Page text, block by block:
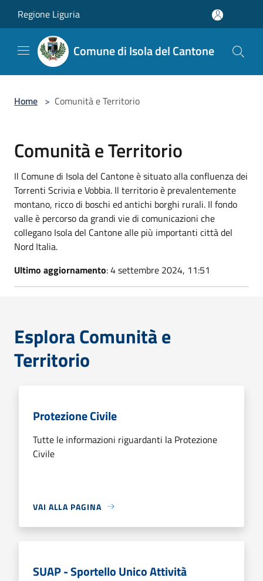
Regione Liguria
Comune di Isola del Cantone
Home > Comunità e Territorio
Comunità e Territorio
Il Comune di Isola del Cantone è situato alla confluenza dei
Torrenti Scrivia e Vobbia. Il territorio è prevalentemente
montano, ricco di boschi ed antichi borghi rurali. Il fondo
valle è percorso da grandi vie di comunicazioni che
collegano Isola del Cantone alle più importanti città del
Nord Italia.
Ultimo aggiornamento: 4 settembre 2024, 11:51
Esplora Comunità e
Territorio
Protezione Civile
Tutte le informazioni riguardanti la Protezione
Civile
VAI ALLA PAGINA
SUAP - Sportello Unico Attività